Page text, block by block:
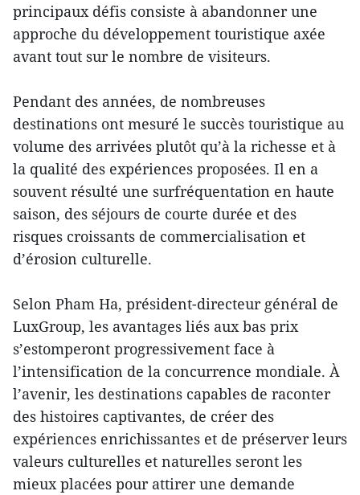
principaux défis consiste à abandonner une
approche du développement touristique axée
avant tout sur le nombre de visiteurs.
Pendant des années, de nombreuses
destinations ont mesuré le succès touristique au
volume des arrivées plutôt qu’à la richesse et à
la qualité des expériences proposées. Il en a
souvent résulté une surfréquentation en haute
saison, des séjours de courte durée et des
risques croissants de commercialisation et
d’érosion culturelle.
Selon Pham Ha, président-directeur général de
LuxGroup, les avantages liés aux bas prix
s’estomperont progressivement face à
l’intensification de la concurrence mondiale. À
l’avenir, les destinations capables de raconter
des histoires captivantes, de créer des
expériences enrichissantes et de préserver leurs
valeurs culturelles et naturelles seront les
mieux placées pour attirer une demande